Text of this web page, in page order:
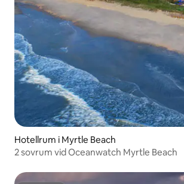
Hotellrum i Myrtle Beach
2 sovrum vid Oceanwatch Myrtle Beach